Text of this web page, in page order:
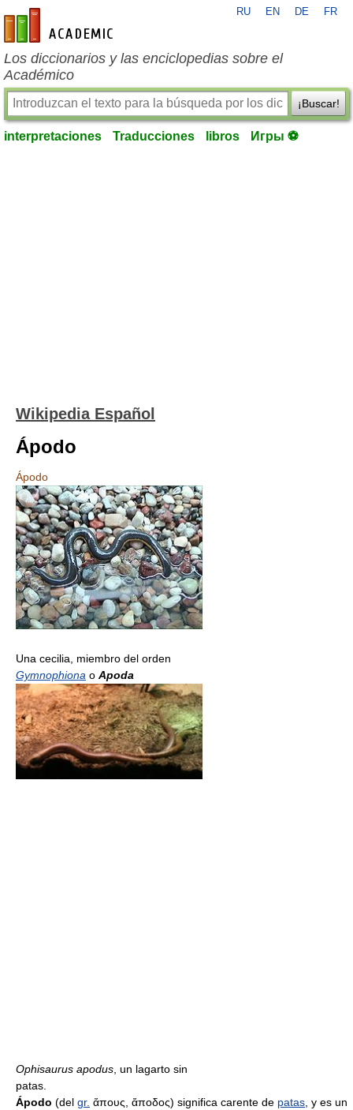
es-academic.com
RU EN DE FR
Los diccionarios y las enciclopedias sobre el
Académico
¡Buscar!
interpretaciones Traducciones libros Игры ⚽
Wikipedia Español
Ápodo
Ápodo
Una cecilia, miembro del orden
Gymnophiona o Apoda
Ophisaurus apodus, un lagarto sin
patas.
Ápodo (del gr. ἄπους, ἄποδος) significa carente de patas, y es un